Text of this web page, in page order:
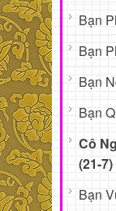
Bạn
Bạn
Bạn
Bạn
Cô
(21-7)
Bạn